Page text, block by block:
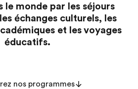
le monde par les séjours
échanges culturels, les
et les voyages
éducatifs.
nos programmes